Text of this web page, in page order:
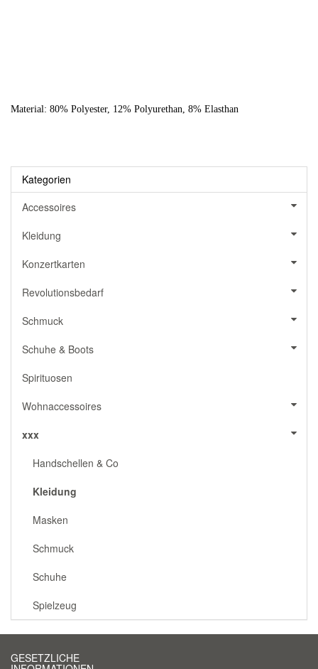
Material: 80% Polyester, 12% Polyurethan, 8% Elasthan
Kategorien
Accessoires
Kleidung
Konzertkarten
Revolutionsbedarf
Schmuck
Schuhe & Boots
Spirituosen
Wohnaccessoires
xxx
Handschellen & Co
Kleidung
Masken
Schmuck
Schuhe
Spielzeug
GESETZLICHE